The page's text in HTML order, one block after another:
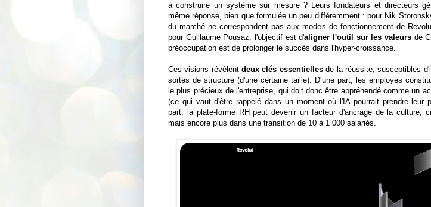
à construire un système sur mesure ? Leurs fondateurs et directeurs
même réponse, bien que formulée un peu différemment : pour Nik
du marché ne correspondent pas aux modes de fonctionnement de
pour Guillaume Pousaz, l'objectif est d'aligner l'outil sur les valeurs de
préoccupation est de prolonger le succès dans l'hyper-croissance.
Ces visions révèlentdeux clés essentiellesde la réussite, susceptibles
sortes de structure (d'une certaine taille). D'une part, les employés
le plus précieux de l'entreprise, qui doit donc être appréhendé comme un
(ce qui vaut d'être rappelé dans un moment où l'IA pourrait prendre leur
part, la plate-forme RH peut devenir un facteur d'ancrage de la culture,
mais encore plus dans une transition de 10 à 1 000 salariés.